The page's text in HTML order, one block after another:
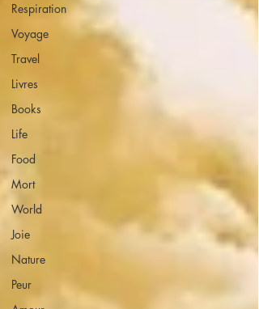
Respiration
Voyage
Travel
Livres
Books
Life
Food
Mort
World
Joie
Nature
Peur